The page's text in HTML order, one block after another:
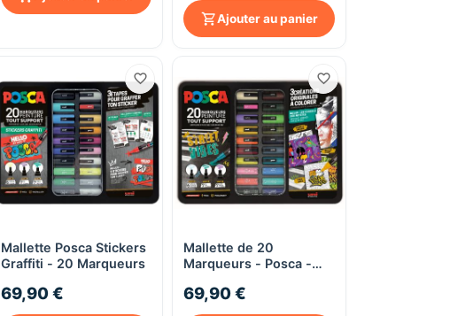
Ajouter au panier
Aperçu rapide
Mallette Posca Stickers
Graffiti - 20 Marqueurs
69,90 €
Aperçu rapide
Mallette de 20
Marqueurs - Posca -
Assorties
69,90 €